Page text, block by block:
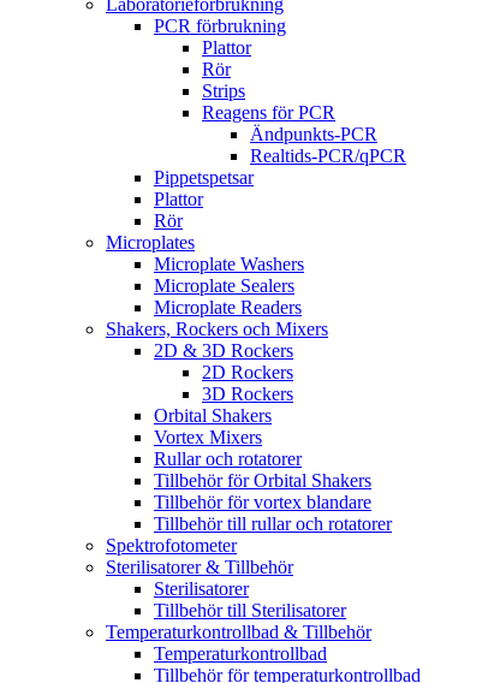
Laboratorieförbrukning
PCR förbrukning
Plattor
Rör
Strips
Reagens för PCR
Ändpunkts-PCR
Realtids-PCR/qPCR
Pippetspetsar
Plattor
Rör
Microplates
Microplate Washers
Microplate Sealers
Microplate Readers
Shakers, Rockers och Mixers
2D & 3D Rockers
2D Rockers
3D Rockers
Orbital Shakers
Vortex Mixers
Rullar och rotatorer
Tillbehör för Orbital Shakers
Tillbehör för vortex blandare
Tillbehör till rullar och rotatorer
Spektrofotometer
Sterilisatorer & Tillbehör
Sterilisatorer
Tillbehör till Sterilisatorer
Temperaturkontrollbad & Tillbehör
Temperaturkontrollbad
Tillbehör för temperaturkontrollbad